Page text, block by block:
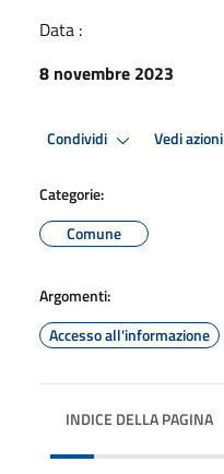
Data :
8 novembre 2023
Condividi Vedi azioni
Categorie:
Comune
Argomenti:
Accesso all'informazione
INDICE DELLA PAGINA